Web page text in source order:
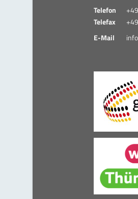
Telefon
Telefax
E-Mail